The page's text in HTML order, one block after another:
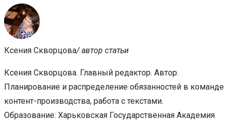
Ксения Скворцова/ автор статьи
Ксения Скворцова. Главный редактор. Автор.
Планирование и распределение обязанностей в команде
контент-производства, работа с текстами.
Образование: Харьковская Государственная Академия